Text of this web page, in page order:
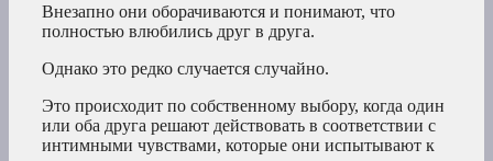
Внезапно они оборачиваются и понимают, что
полностью влюбились друг в друга.
Однако это редко случается случайно.
Это происходит по собственному выбору, когда один
или оба друга решают действовать в соответствии с
интимными чувствами, которые они испытывают к